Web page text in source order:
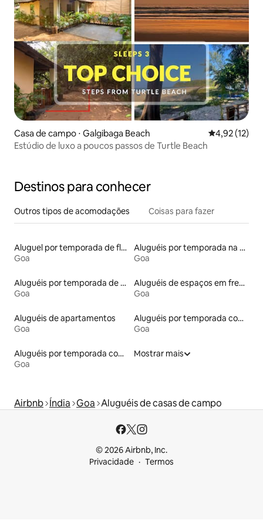
Casa de campo ⋅ Galgibaga Beach 4,92 de uma
4,92 (12)
Estúdio de luxo a poucos passos de Turtle Beach
Destinos para conhecer
Outros tipos de acomodações Coisas para fazer
Aluguel por temporada de flats
Goa
Aluguéis por temporada na orla
Goa
Aluguéis por temporada de acomodações de luxo
Goa
Aluguéis de espaços em frente à praia
Goa
Aluguéis de apartamentos
Goa
Aluguéis por temporada com acesso à praia
Goa
Aluguéis por temporada com suítes privativas
Goa
Mostrar mais
Airbnb Índia Goa Aluguéis de casas de campo
© 2026 Airbnb, Inc.
Privacidade
Termos